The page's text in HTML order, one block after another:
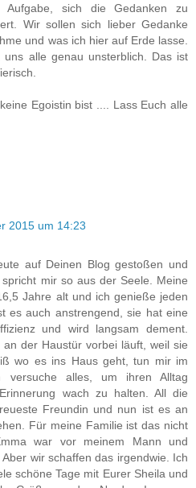
sich die Gedanken zu
Wir sollen sich lieber Gedanke
und was ich hier auf Erde lasse.
uns alle genau unsterblich. Das ist
Egoistin bist .... Lass Euch alle
2015 um 14:23
auf Deinen Blog gestoßen und
mir so aus der Seele. Meine
Jahre alt und ich genieße jeden
es auch anstrengend, sie hat eine
und wird langsam dement.
der Haustür vorbei läuft, weil sie
wo es ins Haus geht, tun mir im
versuche alles, um ihren Alltag
wach zu halten. All die
Freundin und nun ist es an
Für meine Familie ist das nicht
war vor meinem Mann und
wir schaffen das irgendwie. Ich
schöne Tage mit Eurer Sheila und